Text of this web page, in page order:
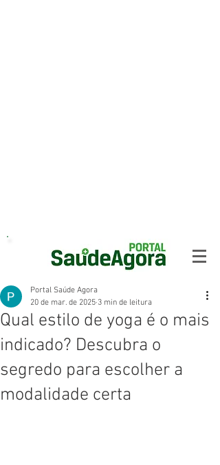
Qual estilo de yoga é o mais
indicado? Descubra o
segredo para escolher a
modalidade certa
Portal Saúde Agora
20 de mar. de 2025 3 min de leitura